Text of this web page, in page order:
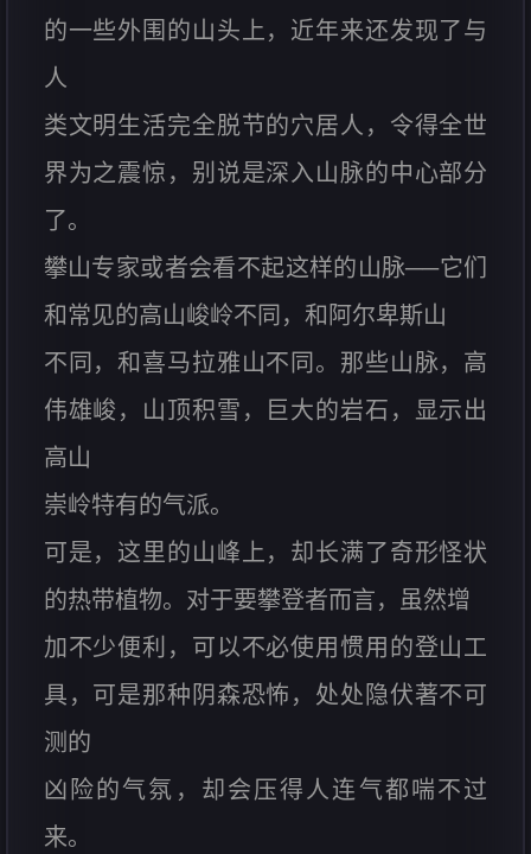
的一些外围的山头上，近年来还发现了与
人
类文明生活完全脱节的穴居人，令得全世
界为之震惊，别说是深入山脉的中心部分
了。
攀山专家或者会看不起这样的山脉──它们
和常见的高山峻岭不同，和阿尔卑斯山
不同，和喜马拉雅山不同。那些山脉，高
伟雄峻，山顶积雪，巨大的岩石，显示出
高山
崇岭特有的气派。
可是，这里的山峰上，却长满了奇形怪状
的热带植物。对于要攀登者而言，虽然增
加不少便利，可以不必使用惯用的登山工
具，可是那种阴森恐怖，处处隐伏著不可
测的
凶险的气氛，却会压得人连气都喘不过
来。